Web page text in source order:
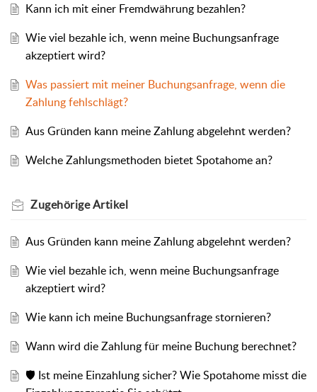
Kann ich mit einer Fremdwährung bezahlen?
Wie viel bezahle ich, wenn meine Buchungsanfrage
akzeptiert wird?
Was passiert mit meiner Buchungsanfrage, wenn die
Zahlung fehlschlägt?
Aus Gründen kann meine Zahlung abgelehnt werden?
Welche Zahlungsmethoden bietet Spotahome an?
ZugehörigeArtikel
Aus Gründen kann meine Zahlung abgelehnt werden?
Wie viel bezahle ich, wenn meine Buchungsanfrage
akzeptiert wird?
Wie kann ich meine Buchungsanfrage stornieren?
Wann wird die Zahlung für meine Buchung berechnet?
🛡️ Ist meine Einzahlung sicher? Wie Spotahome misst die